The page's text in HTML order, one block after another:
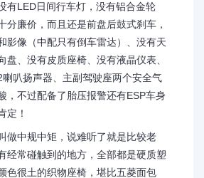
有LED日间行车灯，没有铝合金轮
分廉价，而且还是前盘后鼓式刹车，
影像（中配只有倒车雷达）、没有天
盘、没有皮质座椅、没有液晶仪表、
叭扬声器、主副驾驶座两个安全气
，不过配备了胎压报警还有ESP车身
定！
做中规中矩，说难听了就是比较老
经常碰触到的地方，全部都是硬质塑
色很土的织物座椅，堪比五菱面包